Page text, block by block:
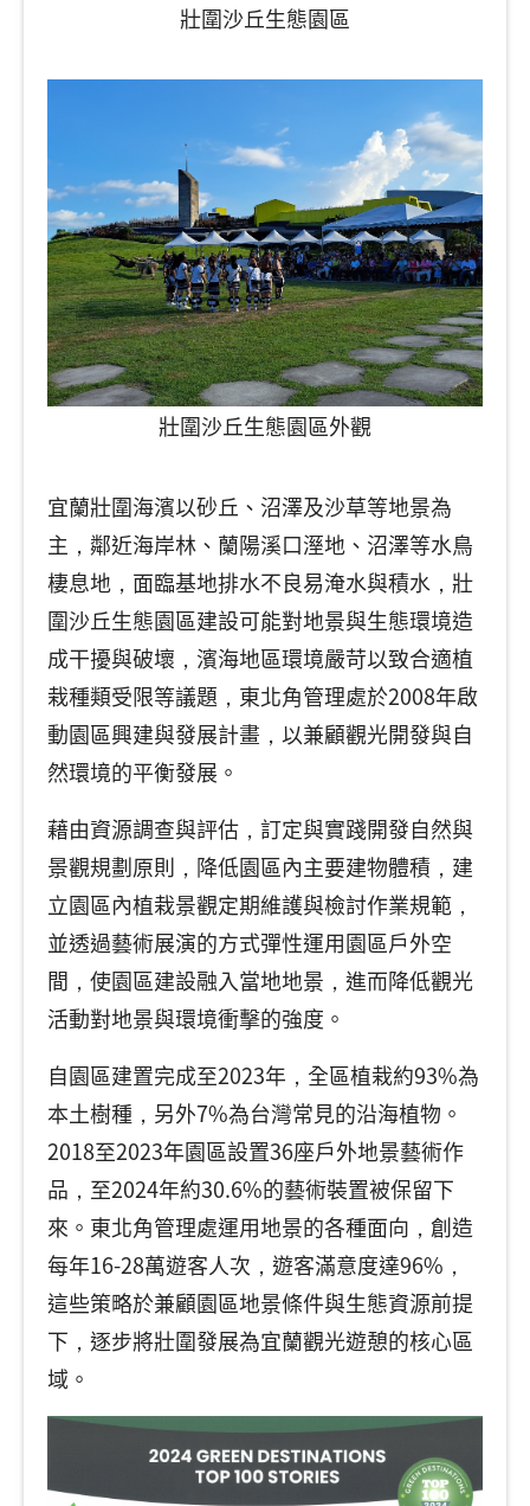
壯圍沙丘生態園區
壯圍沙丘生態園區外觀
宜蘭壯圍海濱以砂丘、沼澤及沙草等地景為
主，鄰近海岸林、蘭陽溪口溼地、沼澤等水鳥
棲息地，面臨基地排水不良易淹水與積水，壯
圍沙丘生態園區建設可能對地景與生態環境造
成干擾與破壞，濱海地區環境嚴苛以致合適植
栽種類受限等議題，東北角管理處於2008年啟
動園區興建與發展計畫，以兼顧觀光開發與自
然環境的平衡發展。
藉由資源調查與評估，訂定與實踐開發自然與
景觀規劃原則，降低園區內主要建物體積，建
立園區內植栽景觀定期維護與檢討作業規範，
並透過藝術展演的方式彈性運用園區戶外空
間，使園區建設融入當地地景，進而降低觀光
活動對地景與環境衝擊的強度。
自園區建置完成至2023年，全區植栽約93%為
本土樹種，另外7%為台灣常見的沿海植物。
2018至2023年園區設置36座戶外地景藝術作
品，至2024年約30.6%的藝術裝置被保留下
來。東北角管理處運用地景的各種面向，創造
每年16-28萬遊客人次，遊客滿意度達96%，
這些策略於兼顧園區地景條件與生態資源前提
下，逐步將壯圍發展為宜蘭觀光遊憩的核心區
域。